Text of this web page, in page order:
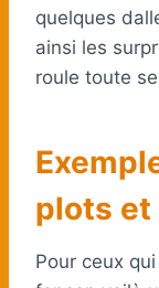
quelques
ainsi les
roule toute
plots et
Pour ceux